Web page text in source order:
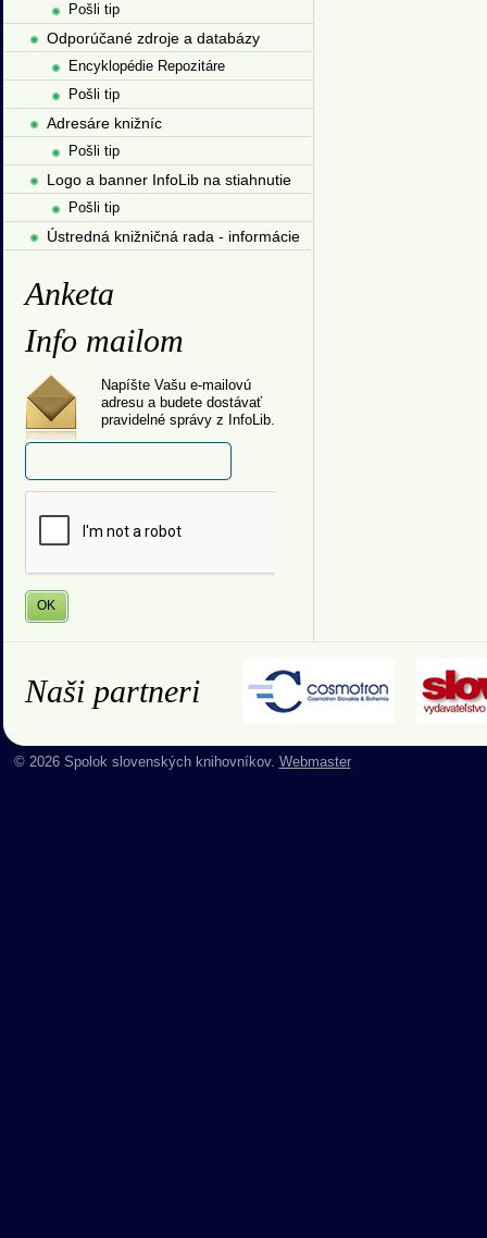
Pošli tip
Odporúčané zdroje a databázy
Encyklopédie Repozitáre
Pošli tip
Adresáre knižníc
Pošli tip
Logo a banner InfoLib na stiahnutie
Pošli tip
Ústredná knižničná rada - informácie
Anketa
Info mailom
Napíšte Vašu e-mailovú
adresu a budete dostávať
pravidelné správy z InfoLib.
Naši partneri
© 2026 Spolok slovenských knihovníkov. Webmaster